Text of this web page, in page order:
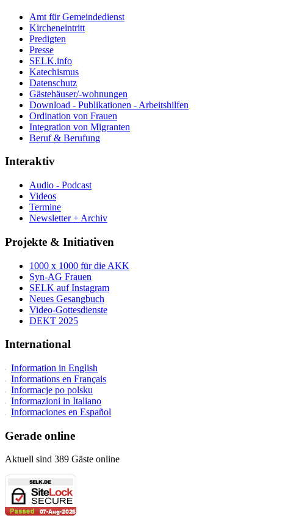
Amt für Gemeindedienst
Kircheneintritt
Predigten
Presse
SELK.info
Katechismus
Datenschutz
Gästehäuser/-wohnungen
Download - Publikationen - Arbeitshilfen
Ordination von Frauen
Integration von Migranten
Beruf & Berufung
Interaktiv
Audio - Podcast
Videos
Termine
Newsletter + Archiv
Projekte & Initiativen
1000 x 1000 für die AKK
Syn-AG Frauen
SELK auf Instagram
Neues Gesangbuch
Video-Gottesdienste
DEKT 2025
International
Information in English
Informations en Français
Informacje po polsku
Informazioni in Italiano
Informaciones en Español
Gerade online
Aktuell sind 389 Gäste online